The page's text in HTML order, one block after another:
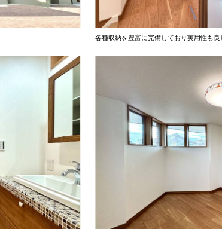
各種収納を豊富に完備しており実用性も良